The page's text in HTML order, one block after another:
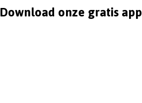
Download onze gratis app